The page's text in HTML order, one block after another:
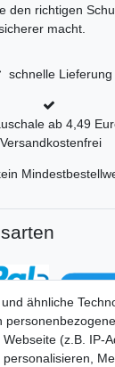
den richtigen
macht.
schnelle Lieferung
ab 4,49
Versandkostenfrei
ähnliche
(z.B. IP-